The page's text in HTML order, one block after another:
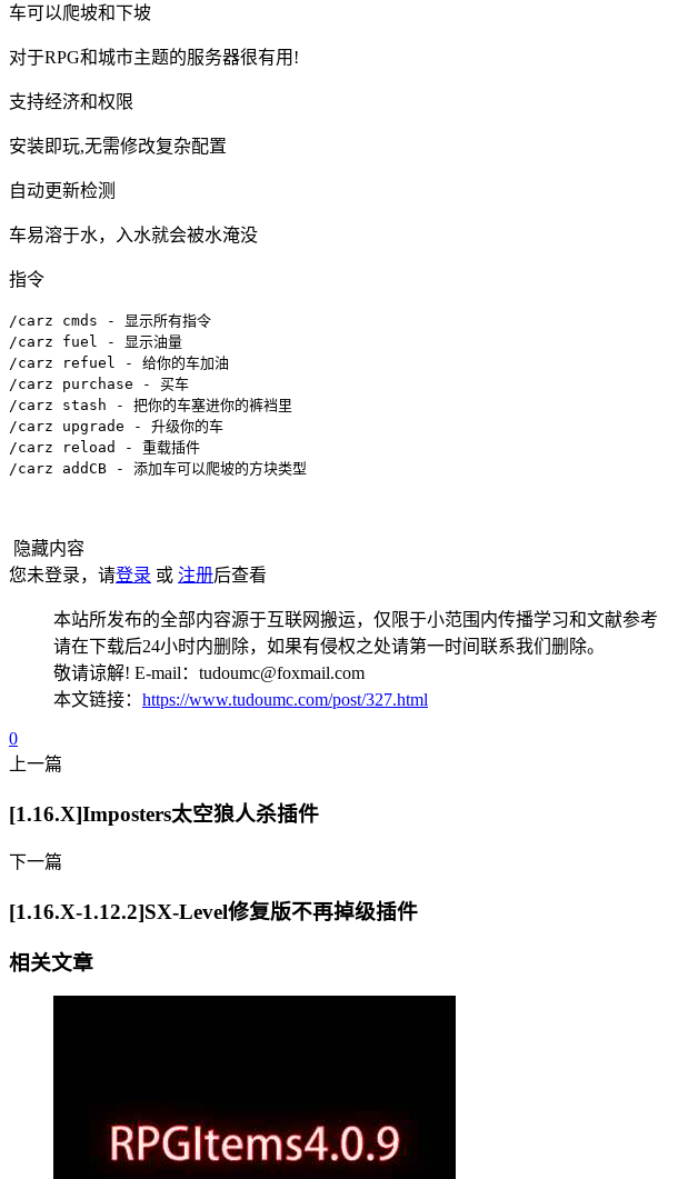
车可以爬坡和下坡
对于RPG和城市主题的服务器很有用!
支持经济和权限
安装即玩,无需修改复杂配置
自动更新检测
车易溶于水，入水就会被水淹没
指令
/carz cmds - 显示所有指令
/carz fuel - 显示油量
/carz refuel - 给你的车加油
/carz purchase - 买车
/carz stash - 把你的车塞进你的裤裆里
/carz upgrade - 升级你的车
/carz reload - 重载插件
/carz addCB - 添加车可以爬坡的方块类型
隐藏内容
您未登录，请登录 或 注册后查看
本站所发布的全部内容源于互联网搬运，仅限于小范围内传播学习和文献参考
请在下载后24小时内删除，如果有侵权之处请第一时间联系我们删除。
敬请谅解! E-mail：tudoumc@foxmail.com
本文链接： https://www.tudoumc.com/post/327.html
0
上一篇
[1.16.X]Imposters太空狼人杀插件
下一篇
[1.16.X-1.12.2]SX-Level修复版不再掉级插件
相关文章